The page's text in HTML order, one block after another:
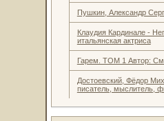
Пушкин, Александр
Клаудия Кардинале -
итальянская актриса
Гарем. ТОМ 1 Автор:
Достоевский, Фёдор
писатель, мыслитель,